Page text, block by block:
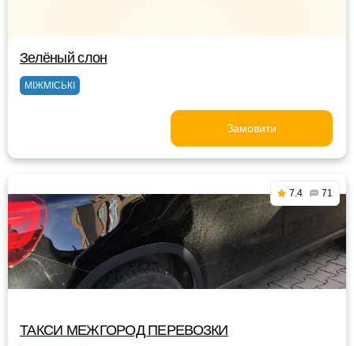
Зелёный слон
МІЖМІСЬКІ
Замовити
7.4 71
ТАКСИ МЕЖГОРОД ПЕРЕВОЗКИ